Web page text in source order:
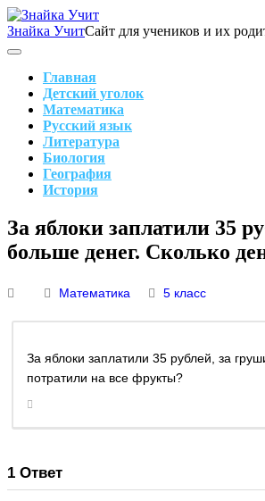
Skip
to
content
Знайка УчитСайт для учеников и их
Search
Main
Navigation
Главная
Детский уголок
Математика
Русский язык
Литература
Биология
География
История
Search
За яблоки заплатили 35
больше денег. Сколько
Математика 5 класс
За яблоки заплатили 35 рублей, за
потратили на все фрукты?
1 Ответ